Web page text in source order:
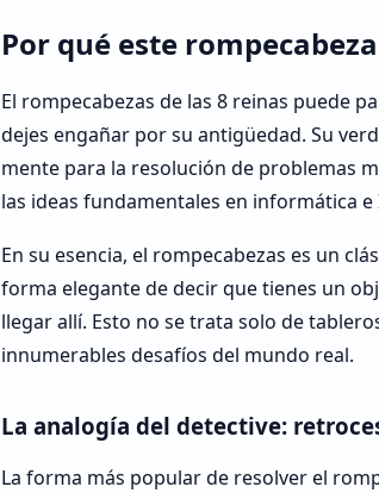
Por qué este
El rompecabezas de las 8 reinas puede
dejes engañar por su antigüedad. Su
mente para la resolución de problemas
las ideas fundamentales en informática e
En su esencia, el rompecabezas es un
forma elegante de decir que tienes un
llegar allí. Esto no se trata solo de
innumerables desafíos del mundo real.
La analogía del detective:
La forma más popular de resolver el